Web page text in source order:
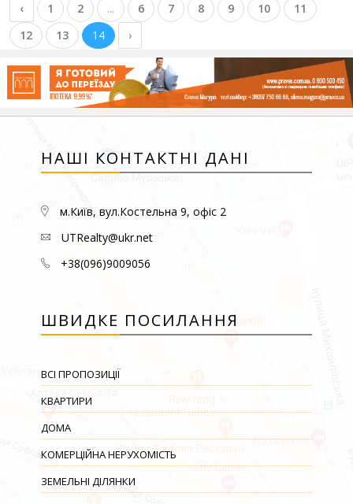
‹ 1 2 ... 6 7 8 9 10
11
12
13 14 ›
НАШІ КОНТАКТНІ ДАНІ
м.Київ, вул.Костельна 9, офіс 2
UTRealty@ukr.net
+38(096)9009056
ШВИДКЕ ПОСИЛАННЯ
ВСІ ПРОПОЗИЦІЇ
КВАРТИРИ
ДОМА
КОМЕРЦІЙНА НЕРУХОМІСТЬ
ЗЕМЕЛЬНІ ДІЛЯНКИ